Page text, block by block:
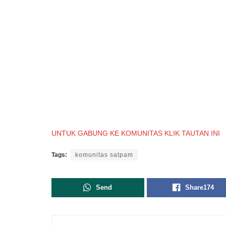
UNTUK GABUNG KE KOMUNITAS KLIK TAUTAN INI
Tags: komunitas satpam
Send Share174